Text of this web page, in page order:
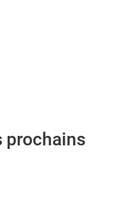
prochains